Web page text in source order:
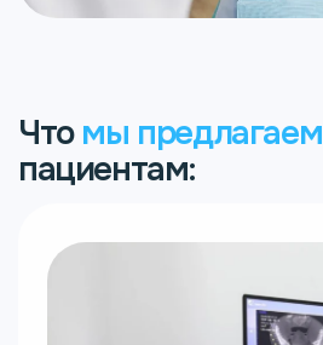
Чтомы предлагаем
пациентам: